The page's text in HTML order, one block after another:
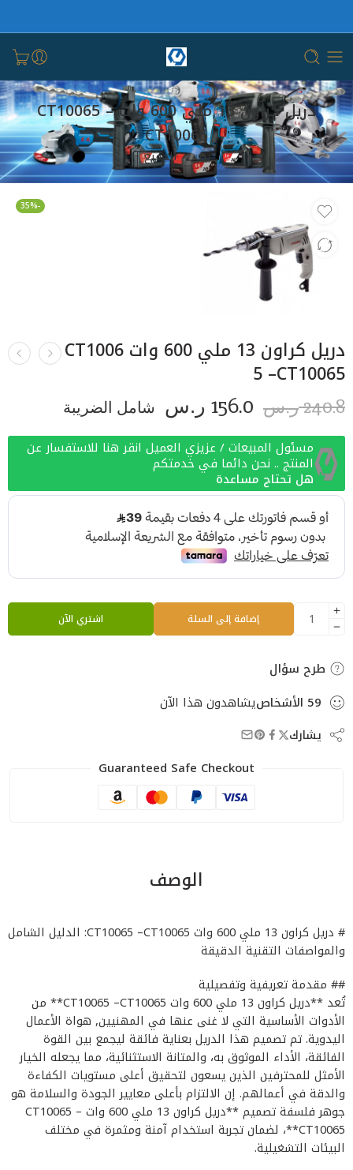
دريل كراون 13 ملي 600 وات CT10065 –
CT10065
بيت الجميع
-35%
دريل كراون 13 ملي 600 وات CT1006
5 –CT10065
240.8 ر.س 156.0 ر.س شامل الضريبة
مسئول المبيعات / عزيزي العميل انقر هنا للاستفسار عن
المنتج .. نحن دائما في خدمتكم
هل تحتاج مساعدة
إضافة إلى السلة اشتري الآن
طرح سؤال
59 الأشخاصيشاهدون هذا الآن
يشارك
Guaranteed Safe Checkout
الوصف
# دريل كراون 13 ملي 600 وات CT10065 –CT10065: الدليل الشامل
والمواصفات التقنية الدقيقة
## مقدمة تعريفية وتفصيلية
تُعد **دريل كراون 13 ملي 600 وات CT10065 –CT10065** من
الأدوات الأساسية التي لا غنى عنها في المهنيين, هواة الأعمال
اليدوية. تم تصميم هذا الدريل بعناية فائقة ليجمع بين القوة
الفائقة، الأداء الموثوق به، والمتانة الاستثنائية، مما يجعله الخيار
الأمثل للمحترفين الذين يسعون لتحقيق أعلى مستويات الكفاءة
والدقة في أعمالهم. إن الالتزام بأعلى معايير الجودة والسلامة هو
جوهر فلسفة تصميم **دريل كراون 13 ملي 600 وات CT10065 –
CT10065**، لضمان تجربة استخدام آمنة ومثمرة في مختلف
البيئات التشغيلية.